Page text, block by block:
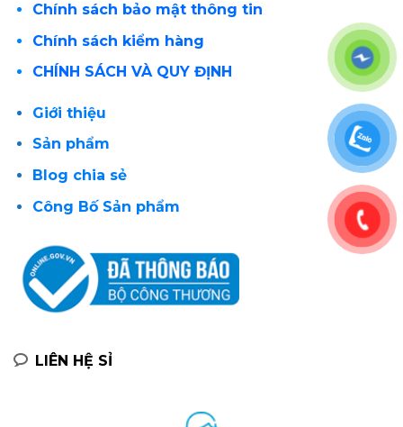
Chính sách bảo mật thông tin
Chính sách kiểm hàng
CHÍNH SÁCH VÀ QUY ĐỊNH
Giới thiệu
Sản phẩm
Blog chia sẻ
Công Bố Sản phẩm
LIÊN HỆ SỈ